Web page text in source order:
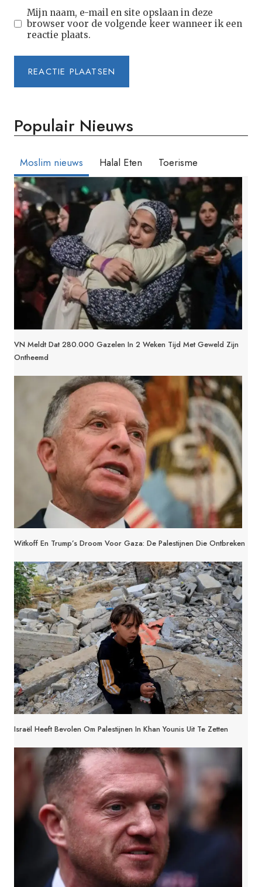
Mijn naam, e-mail en site opslaan in deze
browser voor de volgende keer wanneer ik een
reactie plaats.
Populair Nieuws
Moslim nieuws Halal Eten Toerisme
VN Meldt Dat 280.000 Gazelen In 2 Weken Tijd Met Geweld Zijn
Ontheemd
Witkoff En Trump’s Droom Voor Gaza: De Palestijnen Die Ontbreken
Israël Heeft Bevolen Om Palestijnen In Khan Younis Uit Te Zetten